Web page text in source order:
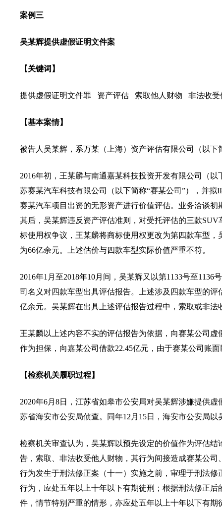
案例三
吴某辉提供虚假证明文件案
【关键词】
提供虚假证明文件罪 资产评估 索取他人财物 非法收受
【基本案情】
被告人吴某辉，系万某（上海）资产评估有限公司（以
2016年初，王某麟与南通嘉某科技投资开发有限公司（
苏赛某汽车科技有限公司（以下简称“赛某公司”），并
赛某汽车项目出资的无形资产进行价值评估。业务洽谈
其后，吴某辉违反资产评估准则，对受托评估的三款
标使用权争议，王某麟将商标使用权更改为第四款车型
为66亿余元。上述估价与四款车型实际价值严重不符。
2016年1月至2018年10月间，吴某辉又以第1133号至
司名义对四款车型出具评估报告。上述涉及四款车型的
亿余元。吴某辉在出具上述评估报告过程中，索取或非法
王某麟以上述内容不实的评估报告为依据，向赛某公司
作为担保，向嘉某公司借款22.45亿元，由于赛某公司账
【检察机关履职过程】
2020年6月8日，江苏省如皋市公安局对吴某辉涉嫌提供
苏省海安市公安局侦查。同年12月15日，海安市公安局
检察机关审查认为，吴某辉以预先设定的价值作为评估
告，索取、非法收受他人财物，其行为间接造成赛某公
行为发生于刑法修正案（十一）实施之前，审理于刑法
行为，应处五年以上十年以下有期徒刑；根据刑法修正
件，情节特别严重的情形，亦应处五年以上十年以下有